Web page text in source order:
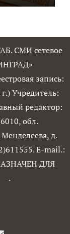
СМИ сетевое
запись:
Учредитель:
редактор:
обл.
д.
E-mail.:
ДЛЯ
.